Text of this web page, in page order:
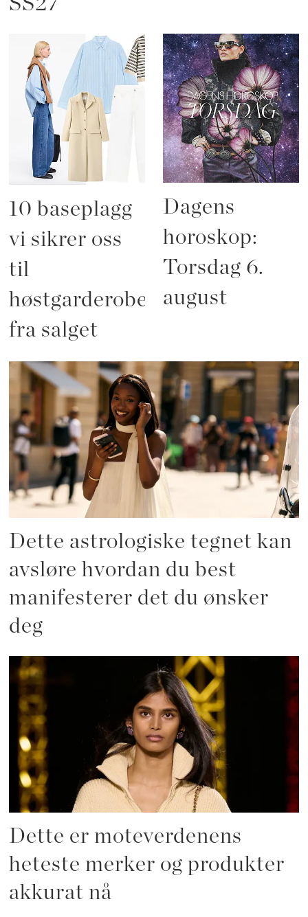
10 baseplagg
vi sikrer oss
til
høstgarderoben
fra salget
Dagens
horoskop:
Torsdag 6.
august
Dette astrologiske tegnet kan
avsløre hvordan du best
manifesterer det du ønsker
deg
Dette er moteverdenens
heteste merker og produkter
akkurat nå